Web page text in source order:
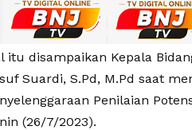
itu disampaikan Kepala
Suardi, S.Pd, M.Pd saat
Penilaian
(26/7/2023).